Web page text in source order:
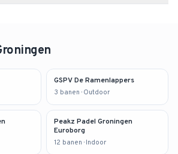
aanmaken. Je wordt ingedeeld op
eigen tempo.
GSPV De Ramenlappers
3 banen · Outdoor
Peakz Padel Groningen
Euroborg
12 banen · Indoor